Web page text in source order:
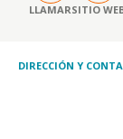
en
LLAMARSITIO
DIRECCIÓN Y